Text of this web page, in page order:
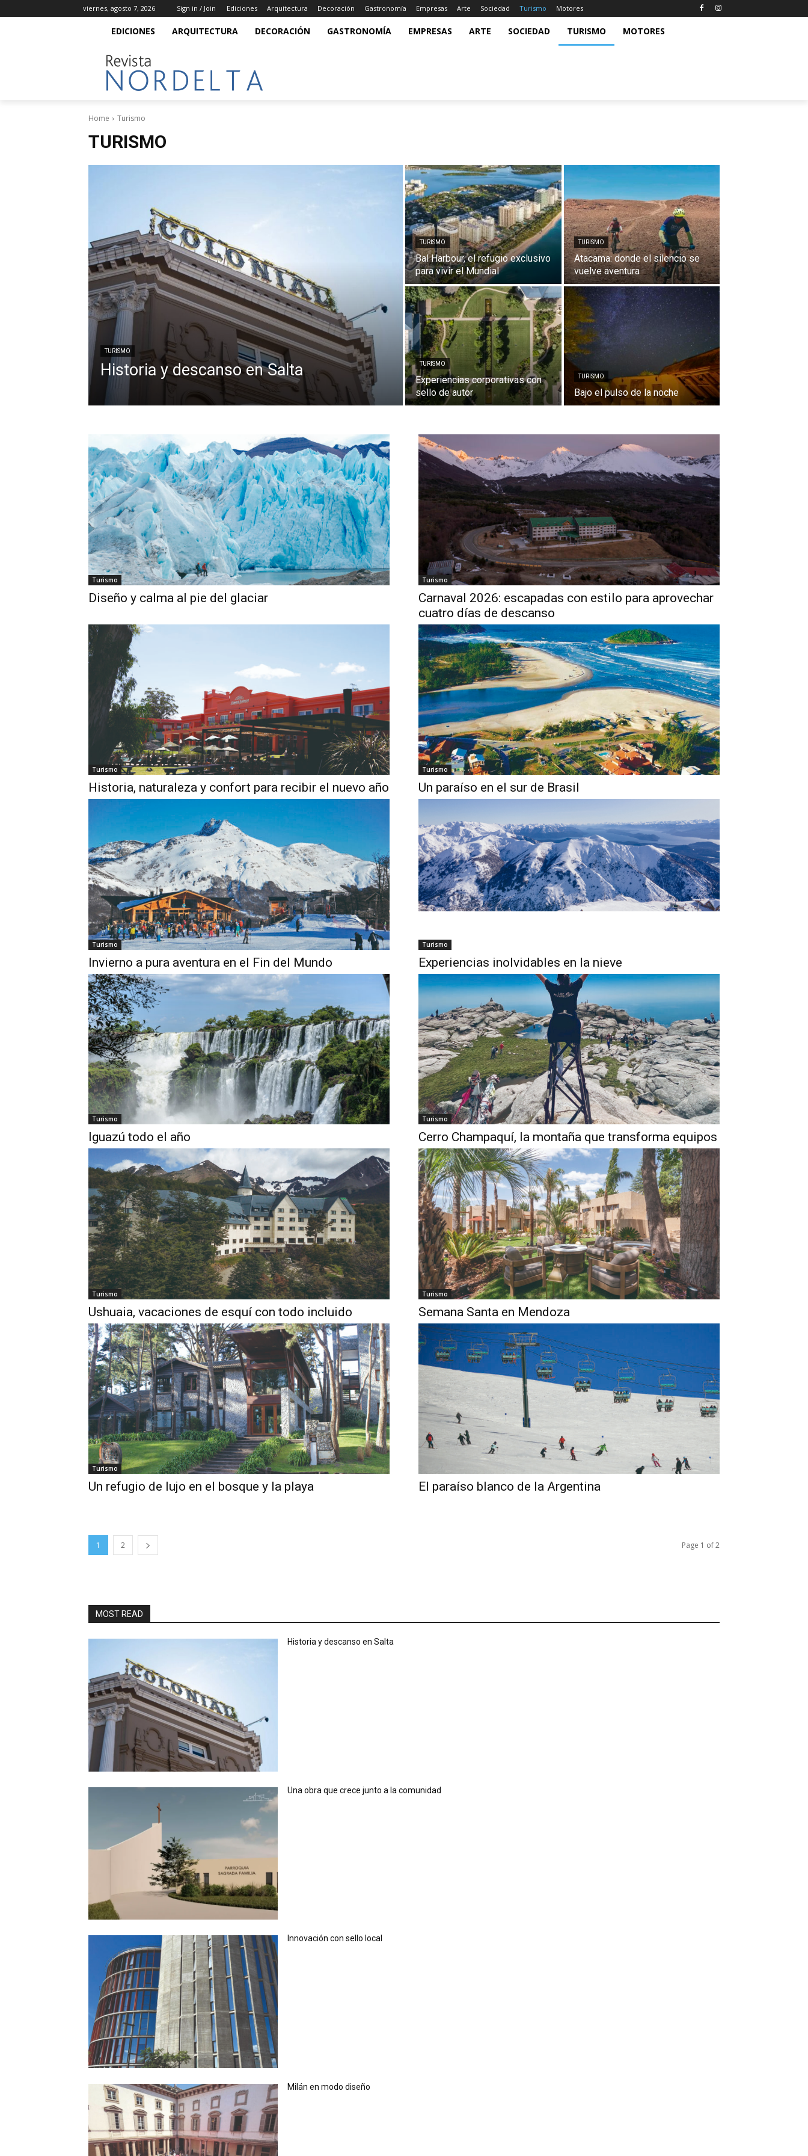
viernes, agosto 7, 2026 Sign in / Join Ediciones Arquitectura Decoración Gastronomía Empresas Arte Sociedad Turismo Motores
EDICIONES ARQUITECTURA DECORACIÓN GASTRONOMÍA EMPRESAS ARTE SOCIEDAD TURISMO MOTORES
Home Turismo
TURISMO
TURISMO
Historia y descanso en Salta
TURISMO
Bal Harbour, el refugio exclusivo
para vivir el Mundial
TURISMO
Atacama: donde el silencio se
vuelve aventura
TURISMO
Experiencias corporativas con
sello de autor
TURISMO
Bajo el pulso de la noche
Turismo
Diseño y calma al pie del glaciar
Turismo
Carnaval 2026: escapadas con estilo para aprovechar
cuatro días de descanso
Turismo
Historia, naturaleza y confort para recibir el nuevo año
Turismo
Un paraíso en el sur de Brasil
Turismo
Invierno a pura aventura en el Fin del Mundo
Turismo
Experiencias inolvidables en la nieve
Turismo
Iguazú todo el año
Turismo
Cerro Champaquí, la montaña que transforma equipos
Turismo
Ushuaia, vacaciones de esquí con todo incluido
Turismo
Semana Santa en Mendoza
Turismo
Un refugio de lujo en el bosque y la playa El paraíso blanco de la Argentina
1 2 Page 1 of 2
MOST READ
Historia y descanso en Salta
Una obra que crece junto a la comunidad
Innovación con sello local
Milán en modo diseño